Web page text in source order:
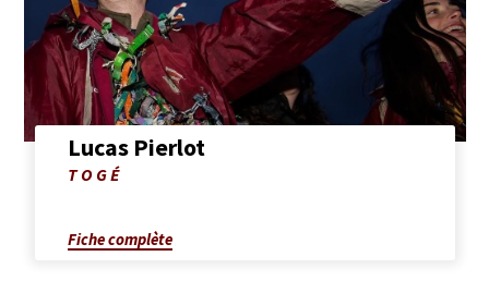
Pierlot
Photo
Pierlot
Lucas Pierlot
TOGÉ
Fiche complète